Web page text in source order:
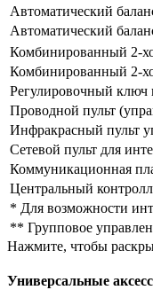
Автоматический
Автоматический
Комбинированный 2-
Комбинированный 2-
Регулировочный ключ
Проводной пульт
Инфракрасный пульт
Сетевой пульт для
Коммуникационная
Центральный
* Для возможности
** Групповое
Нажмите, чтобы
Универсальные